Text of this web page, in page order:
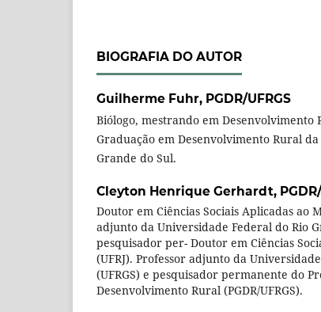
BIOGRAFIA DO AUTOR
Guilherme Fuhr, PGDR/UFRGS
Biólogo, mestrando em Desenvolvimento
Graduação em Desenvolvimento Rural
Grande do Sul.
Cleyton Henrique Gerhardt,
Doutor em Ciências Sociais Aplicadas ao
adjunto da Universidade Federal do Rio
pesquisador per- Doutor em Ciências
(UFRJ). Professor adjunto da
(UFRGS) e pesquisador permanente do
Desenvolvimento Rural (PGDR/UFRGS).